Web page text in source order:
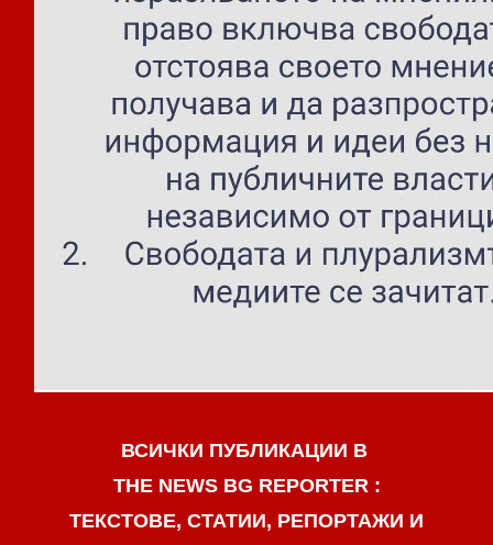
ВСИЧКИ ПУБЛИКАЦИИ В
THE NEWS BG REPORTER :
ТЕКСТОВЕ, СТАТИИ, РЕПОРТАЖИ И